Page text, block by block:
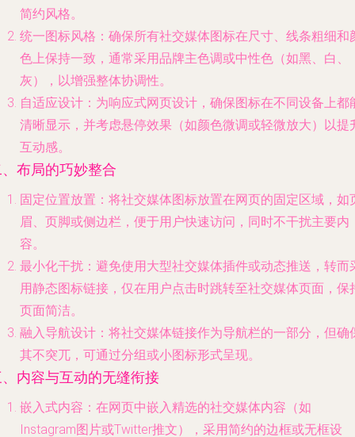
简约风格。
统一图标风格 ：确保所有社交媒体图标在尺寸、线条粗细和
色上保持一致，通常采用品牌主色调或中性色（如黑、白、
灰），以增强整体协调性。
自适应设计 ：为响应式网页设计，确保图标在不同设备上都
清晰显示，并考虑悬停效果（如颜色微调或轻微放大）以提
互动感。
布局的巧妙整合
固定位置放置 ：将社交媒体图标放置在网页的固定区域，如
眉、页脚或侧边栏，便于用户快速访问，同时不干扰主要内
容。
最小化干扰 ：避免使用大型社交媒体插件或动态推送，转而
用静态图标链接，仅在用户点击时跳转至社交媒体页面，保
页面简洁。
融入导航设计 ：将社交媒体链接作为导航栏的一部分，但确
其不突兀，可通过分组或小图标形式呈现。
内容与互动的无缝衔接
嵌入式内容 ：在网页中嵌入精选的社交媒体内容（如
Instagram图片或Twitter推文），采用简约的边框或无框设